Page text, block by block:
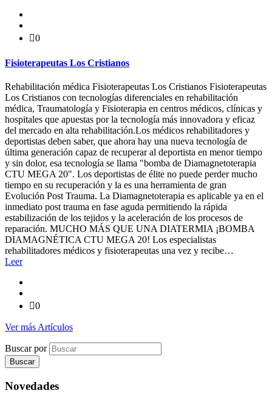
0
Fisioterapeutas Los Cristianos
Rehabilitación médica Fisioterapeutas Los Cristianos Fisioterapeutas
Los Cristianos con tecnologías diferenciales en rehabilitación
médica, Traumatología y Fisioterapia en centros médicos, clínicas y
hospitales que apuestas por la tecnología más innovadora y eficaz
del mercado en alta rehabilitación.Los médicos rehabilitadores y
deportistas deben saber, que ahora hay una nueva tecnología de
última generación capaz de recuperar al deportista en menor tiempo
y sin dolor, esa tecnología se llama "bomba de Diamagnetoterapia
CTU MEGA 20". Los deportistas de élite no puede perder mucho
tiempo en su recuperación y la es una herramienta de gran
Evolución Post Trauma. La Diamagnetoterapia es aplicable ya en el
inmediato post trauma en fase aguda permitiendo la rápida
estabilización de los tejidos y la aceleración de los procesos de
reparación. MUCHO MÁS QUE UNA DIATERMIA ¡BOMBA
DIAMAGNÉTICA CTU MEGA 20! Los especialistas
rehabilitadores médicos y fisioterapeutas una vez y recibe…
Leer
0
Ver más Artículos
Buscar por
Novedades